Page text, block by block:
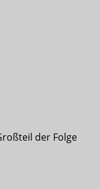
der Folge